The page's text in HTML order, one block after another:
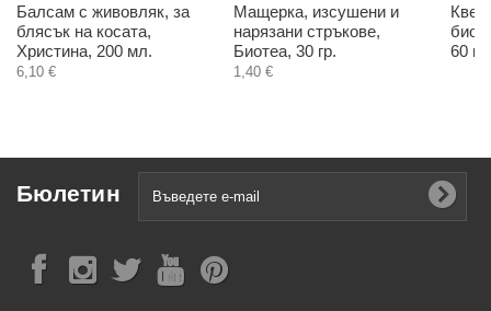
Балсам с живовляк, за
блясък на косата,
Христина, 200 мл.
6,10 €
Мащерка, изсушени и
нарязани стръкове,
Биотеа, 30 гр.
1,40 €
60
Бюлетин